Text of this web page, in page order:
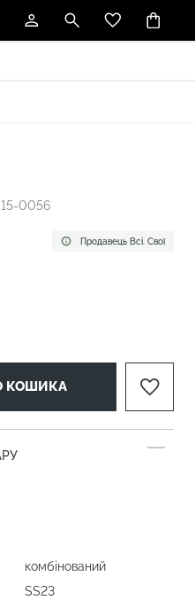
0056
Продавець Всі. Свої
КОШИКА
комбінований
SS23